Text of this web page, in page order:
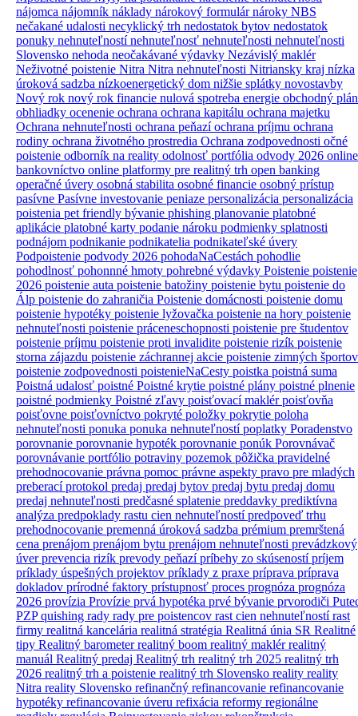
nájomca nájomník náklady nárokový formulárnároky NBS
nečakané udalosti necyklický trh nedostatok bytov nedostatok
ponuky nehnuteľnostínehnuteľnosť nehnuteľnosti nehnuteľnosti
Slovensko nehoda neočakávané výdavky Nezávislý maklér
Neživotné poistenie Nitra Nitra nehnuteľnosti Nitriansky kraj nízka
úroková sadzba nízkoenergetický dom nižšie splátky novostavby
Nový rok nový rok financie nulová spotreba energie obchodný plán
obhliadky ocenenie ochrana ochrana kapitálu ochrana majetku
Ochrana nehnuteľnosti ochrana peňazíochrana príjmu ochrana
rodiny ochrana životného prostredia Ochrana zodpovednosti očné
poistenie odborník na reality odolnosť portfólia odvody 2026 online
bankovníctvo online platformy pre realitný trh open banking
operačné úvery osobná stabilita osobné financie osobný prístup
pasívne Pasívne investovanie peniaze personalizácia personalizácia
poistenia pet friendly bývanie phishing planovanie platobné
aplikácie platobné karty podanie nároku podmienky splatnosti
podnájom podnikanie podnikatelia podnikateľské úvery
Podpoistenie podvody 2026 pohodaNaCestách pohodlie
pohodlnosť pohonnné hmoty pohrebné výdavky Poistenie poistenie
2026 poistenie auta poistenie batožiny poistenie bytu poistenie do
Álp poistenie do zahraničia Poistenie domácnosti poistenie domu
poistenie hypotéky poistenie lyžovačka poistenie na hory poistenie
nehnuteľnosti poistenie práceneschopnosti poistenie pre študentov
poistenie príjmu poistenie proti invalidite poistenie rizík poistenie
storna zájazdu poistenie záchrannej akcie poistenie zimných športov
poistenie zodpovednosti poistenieNaCesty poistka poistná suma
Poistná udalosť poistné Poistné krytie poistné plány poistné plnenie
poistné podmienky Poistné zľavy poisťovací maklérpoisťovňa
poisťovne poisťovníctvo pokryté položky pokrytie poloha
nehnuteľnosti ponuka ponuka nehnuteľnostípoplatky Poradenstvo
porovnanie porovnanie hypoték porovnanie ponúk Porovnávač
porovnávanie portfólio potraviny pozemok pôžička pravidelné
prehodnocovanie právna pomoc právne aspekty pravo pre mladých
preberací protokol predaj predaj bytov predaj bytu predaj domu
predaj nehnuteľnosti predčasné splatenie preddavky prediktívna
analýza predpoklady rastu cien nehnuteľnostípredpoveď trhu
prehodnocovanie premenná úroková sadzba prémium premrštená
cena prenájom prenájom bytu prenájom nehnuteľnosti prevádzkový
úverprevencia rizík prevody peňazípríbehy zo skúsenostípríjem
príklady úspešných projektov príklady z praxe príprava príprava
dokladov prírodné faktory prístupnosť proces prognóza prognóza
2026 provízia Provízie prvá hypotéka prvé bývanie prvorodiči
PZPquishing rady rady pre poistencov rast cien nehnuteľnostírast
firmy realitná kancelária realitná stratégia Realitná únia SR Realitné
tipy Realitný barometerrealitný boom realitný maklérrealitný
manuál Realitný predaj Realitný trh realitný trh 2025 realitný trh
2026 realitný trh a poistenie realitný trh Slovensko reality reality
Nitra reality Slovensko refinančný refinancovanie refinancovanie
hypotéky refinancovanie úveru refixácia reformy regionálne